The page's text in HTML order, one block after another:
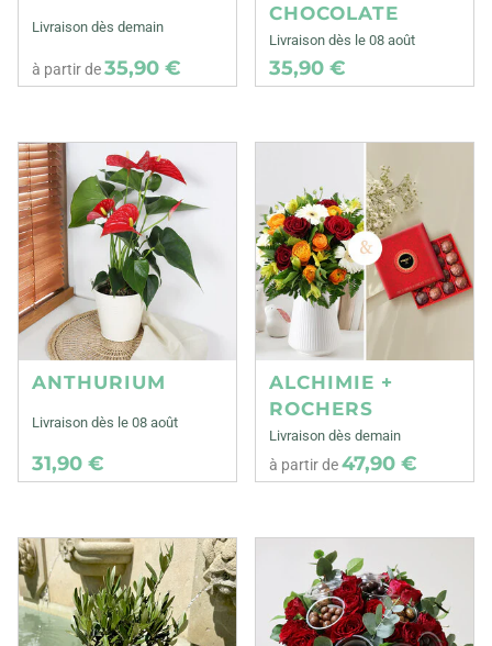
Livraison dès demain
à partir de35,90 €
CHOCOLATE
Livraison dès le 08 août
35,90 €
ANTHURIUM
Livraison dès le 08 août
31,90 €
ALCHIMIE +
ROCHERS
Livraison dès demain
à partir de47,90 €